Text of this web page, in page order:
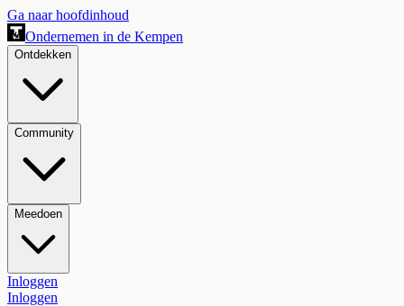
Ga naar hoofdinhoud
Ondernemen in de Kempen
Ontdekken
Community
Meedoen
Inloggen
Inloggen